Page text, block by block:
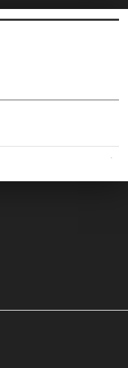
5
북5
5
북5